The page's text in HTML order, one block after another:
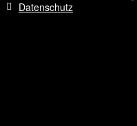
Datenschutz